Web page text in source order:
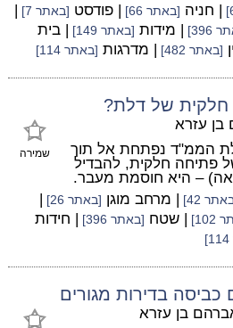
| חניה [באתר 66] | פודסט [באתר 7]
|
396] | מידות [באתר 149]
| בית
[באתר 482] | מדרגות [באתר 114]
חלקית של דלת?
שמירה
בן עזרא
הממ"ד נפתחת אל תוך
פתיחה חלקית, להבדיל
– היא חוסמת מעבר.
42] | מרחב מוגן [באתר 26]
|
| שטח [באתר 396] | חידות
כביסה בדירות מגורים
בן עזרא